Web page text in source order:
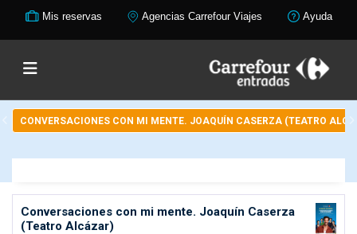
Mis reservas Agencias Carrefour Viajes Ayuda
CONVERSACIONES CON MI MENTE. JOAQUÍN CASERZA (TEATRO
Conversaciones con mi mente. Joaquín Caserza
(Teatro Alcázar)